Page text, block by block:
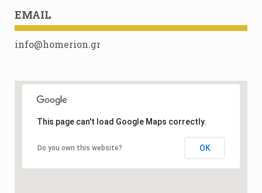
EMAIL
info@homerion.gr
This page can't load Google Maps correctly.
Do you own this website? OK